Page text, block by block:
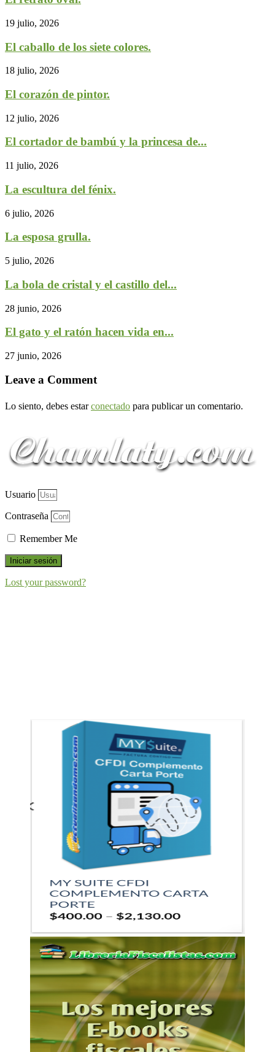
19 julio, 2026
El caballo de los siete colores.
18 julio, 2026
El corazón de pintor.
12 julio, 2026
El cortador de bambú y la princesa de...
11 julio, 2026
La escultura del fénix.
6 julio, 2026
La esposa grulla.
5 julio, 2026
La bola de cristal y el castillo del...
28 junio, 2026
El gato y el ratón hacen vida en...
27 junio, 2026
Leave a Comment
Lo siento, debes estarconectado para publicar un comentario.
Usuario
Contraseña
Remember Me
Iniciar sesión
Lost your password?